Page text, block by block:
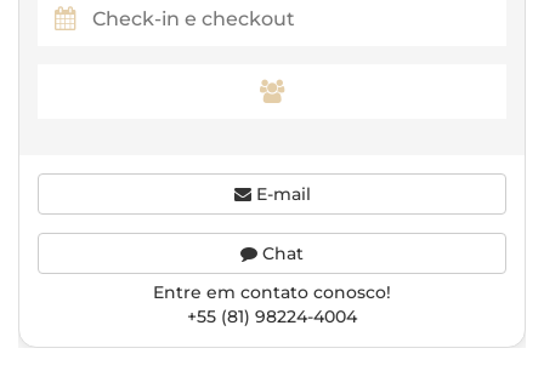
E-mail
Chat
Entre em contato conosco!
+55 (81) 98224-4004